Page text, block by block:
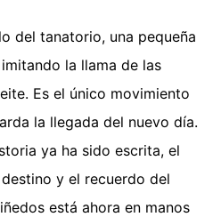
del tanatorio, una pequeña
la llama de las
Es el único movimiento
la llegada del nuevo día.
ya ha sido escrita, el
y el recuerdo del
está ahora en manos